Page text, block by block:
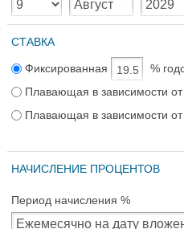
СТАВКА
Фиксированная
%
Плавающая в зависимости от
Плавающая в зависимости от
НАЧИСЛЕНИЕ ПРОЦЕНТОВ
Период начисления %